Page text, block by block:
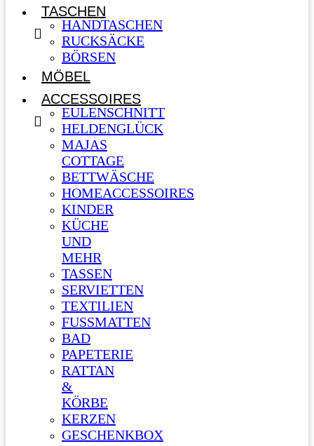
TASCHEN
HANDTASCHEN
RUCKSÄCKE
BÖRSEN
MÖBEL
ACCESSOIRES
EULENSCHNITT
HELDENGLÜCK
MAJAS
COTTAGE
BETTWÄSCHE
HOMEACCESSOIRES
KINDER
KÜCHE
UND
MEHR
TASSEN
SERVIETTEN
TEXTILIEN
FUSSMATTEN
BAD
PAPETERIE
RATTAN
&
KÖRBE
KERZEN
GESCHENKBOX